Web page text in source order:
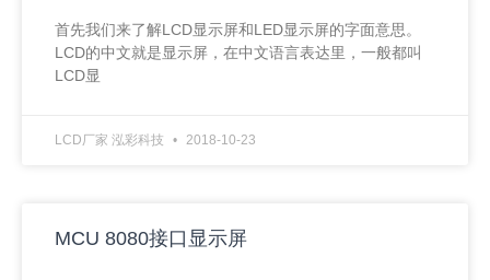
首先我们来了解LCD显示屏和LED显示屏的字面意思。
LCD的中文就是显示屏，在中文语言表达里，一般都叫
LCD显
LCD厂家 泓彩科技 2018-10-23
MCU 8080接口显示屏